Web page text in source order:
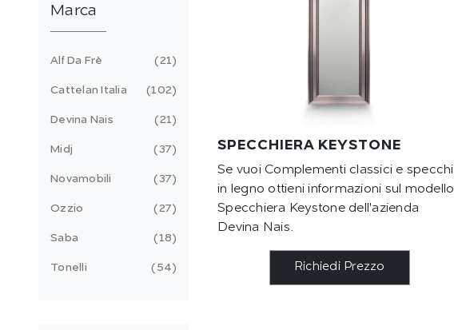
SPECCHIERA KEYSTONE
Se vuoi Complementi classici e specchi
in legno ottieni informazioni sul modello
Specchiera Keystone dell'azienda
Devina Nais.
Richiedi Prezzo
Marca
Alf Da Frè 21
Cattelan Italia 102
Devina Nais 21
Midj 37
Novamobili 37
Ozzio 27
Saba 18
Tonelli 54